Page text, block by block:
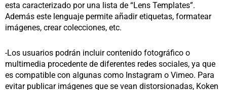
esta caracterizado por una lista de “Lens Templates”.
Además este lenguaje permite añadir etiquetas, formatear
imágenes, crear colecciones, etc.
-Los usuarios podrán incluir contenido fotográfico o
multimedia procedente de diferentes redes sociales, ya que
es compatible con algunas como Instagram o Vimeo. Para
evitar publicar imágenes que se vean distorsionadas, Koken